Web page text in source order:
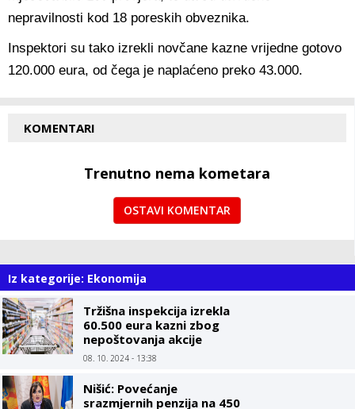
nepravilnosti kod 18 poreskih obveznika.
Inspektori su tako izrekli novčane kazne vrijedne gotovo
120.000 eura, od čega je naplaćeno preko 43.000.
KOMENTARI
Trenutno nema kometara
OSTAVI KOMENTAR
Iz kategorije: Ekonomija
Tržišna inspekcija izrekla
60.500 eura kazni zbog
nepoštovanja akcije
Limitirane cijene
08. 10. 2024 - 13:38
Nišić: Povećanje
srazmjernih penzija na 450